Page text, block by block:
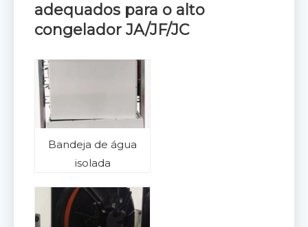
adequados para o alto
congelador JA/JF/JC
Bandeja de água
isolada